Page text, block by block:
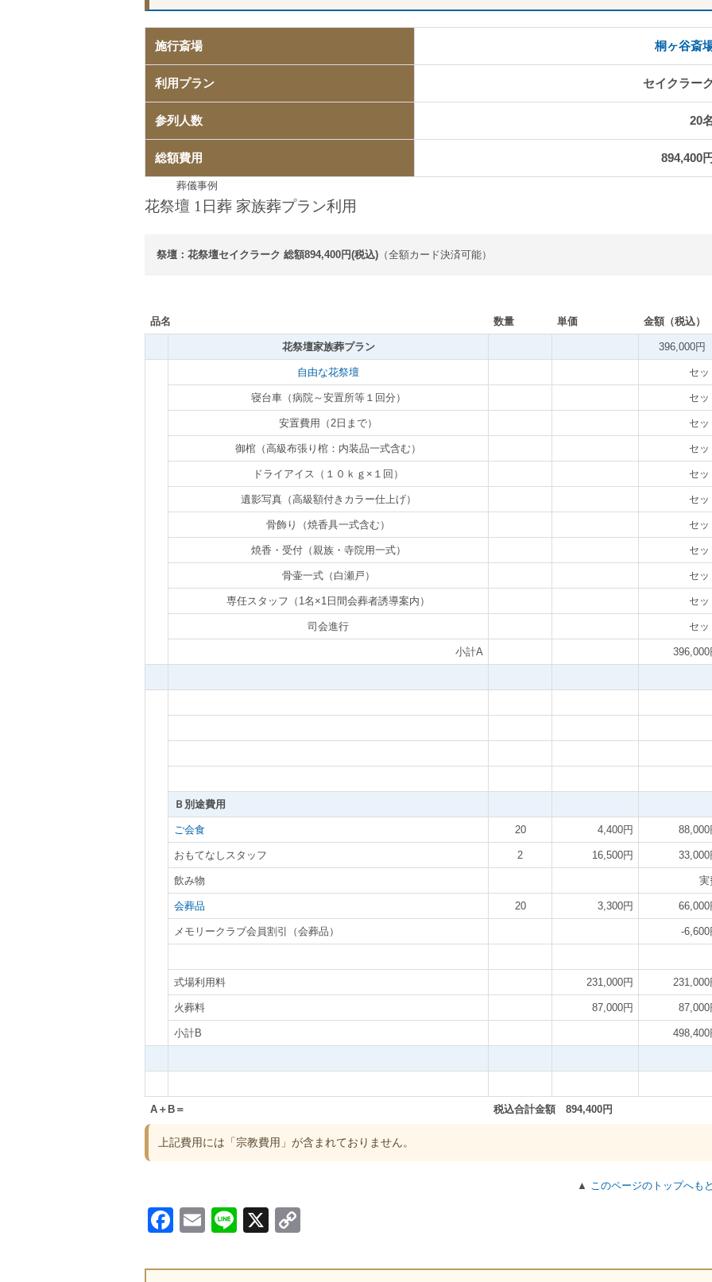
施行斎場 桐ヶ谷斎
利用プラン セイクラー
参列人数 20
総額費用 894,400
葬儀事例
花祭壇 1日葬 家族葬プラン利用
祭壇：花祭壇セイクラーク 総額894,400円(税込) （全額カード決済可能）
品名 数量 単価 金額（税込）
花祭壇家族葬プラン 396,000円
自由な花祭壇 セッ
寝台車（病院～安置所等１回分） セッ
安置費用（2日まで） セッ
御棺（高級布張り棺：内装品一式含む） セッ
ドライアイス（１０ｋｇ×１回） セッ
遺影写真（高級額付きカラー仕上げ） セッ
骨飾り（焼香具一式含む） セッ
焼香・受付（親族・寺院用一式） セッ
骨壷一式（白瀬戸） セッ
専任スタッフ（1名×1日間会葬者誘導案内） セッ
司会進行 セッ
小計A 396,000
Ｂ別途費用
ご会食 20 4,400円 88,000
おもてなしスタッフ 2 16,500円 33,000
飲み物 実
会葬品 20 3,300円 66,000
メモリークラブ会員割引（会葬品） -6,600
式場利用料 231,000円 231,000
火葬料 87,000円 87,000
小計B 498,400
A＋B＝ 税込合計金額 894,400円
上記費用には「宗教費用」が含まれておりません。
▲ このページのトップへも
Facebook
EmailLine
X